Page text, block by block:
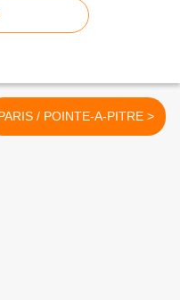
PARIS / POINTE-A-PITRE >